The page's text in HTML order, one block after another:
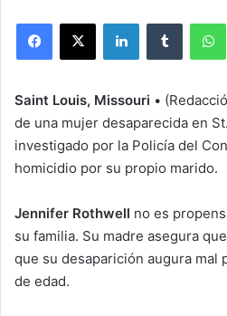
LinkedInTumblr
Saint Louis, Missouri •
de una mujer desaparecida en
investigado por la Policía del
homicidio por su propio marido.
Jennifer Rothwell no es
su familia. Su madre asegura
que su desaparición augura mal
de edad.